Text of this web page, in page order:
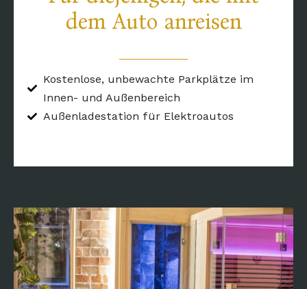
dem Auto anreisen
Kostenlose, unbewachte Parkplätze im
Innen- und Außenbereich
Außenladestation für Elektroautos